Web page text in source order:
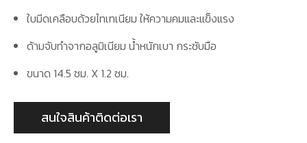
ใบมีดเคลือบด้วยไทเทเนียม ให้ความคมและแข็งแรง
ด้ามจับทำจากอลูมิเนียม น้ำหนักเบา กระชับมือ
ขนาด 14.5 ซม. X 1.2 ซม.
สนใจสินค้าติดต่อเรา